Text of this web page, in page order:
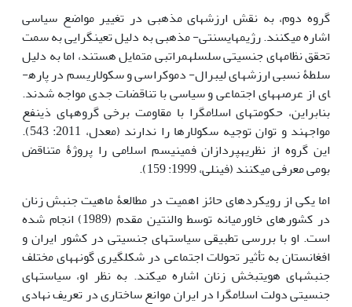
گروه دوم، به نقش ارزش­های مذهبی در تغییر مواضع سیاسی
اشاره می­کنند. رژیم­های­سنتی- مذهبی به دلیل تعین‏گرایی به سمت
تحقق نظام­های جنسیتی سلسله‏مراتبی متمایل هستند، اما به دلیل
سلطۀ نسبی ارزش­های لیبرال- دموکراسی و سکولاریسم در پاره­
ای از عرصه­های اجتماعی و سیاسی با تناقضات جدی مواجه شدند.
بنابراین، حکومت­های اسلام­گرا با مقاومت برخی گروه­های ذی‏نفع
مواجهند و توان توجیه سکولارها را ندارند (معدل، 2011: 543).
این گروه از نظریه­پردازان فمینیسم اسلامی را پروژۀ متناقض
بومی­ معرفی می­کنند (فینلی، 1999: 159).
اما یکی از رویکردهای حائز اهمیت در مطالعۀ ماهیت جنبش زنان
در کشورهای خاورمیانه توسط والنتین مقدم (1989) انجام شده
است. او با بررسی تطبیقی سیاست­های جنسیتی در کشور ایران و
افغانستان به تأثیر تحولات اجتماعی در شکل­گیری گونه­های مختلف
جنبش­های هویت­بخش زنان اشاره می­کند. به نظر او، سیاست­های
جنسیتی دولت اسلام­گرا در ایران موانع ساختاری در تعریف نهادی